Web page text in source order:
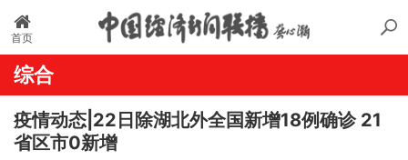
首页
综合
疫情动态|22日​除湖北外全国新增18例确诊 21
省区市0新增